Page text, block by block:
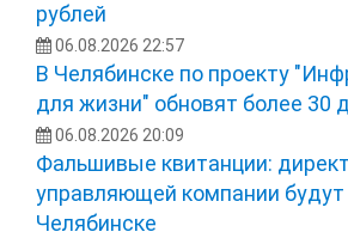
рублей
06.08.2026 22:57
В Челябинске по проекту
для жизни" обновят более 30
06.08.2026 20:09
Фальшивые квитанции:
управляющей компании будут
Челябинске